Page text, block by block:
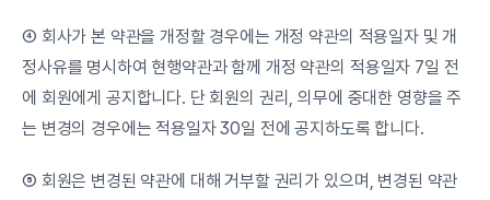
④ 회사가 본 약관을 개정할 경우에는 개정 약관의 적용일자 및 개
정사유를 명시하여 현행약관과 함께 개정 약관의 적용일자 7일 전
에 회원에게 공지합니다. 단 회원의 권리, 의무에 중대한 영향을 주
는 변경의 경우에는 적용일자 30일 전에 공지하도록 합니다.
⑤ 회원은 변경된 약관에 대해 거부할 권리가 있으며, 변경된 약관